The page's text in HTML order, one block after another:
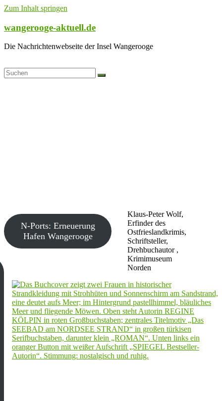
Zum Inhalt springen
wangerooge-aktuell.de
Die Nachrichtenwebseite der Insel Wangerooge
Klaus-Peter Wolf,
Erfinder des
Ostfrieslandkrimis,
Schriftsteller,
Drehbuchautor ,
Krimimuseum
Norden
N-Ports: Erneuerung
Hafen Wangerooge